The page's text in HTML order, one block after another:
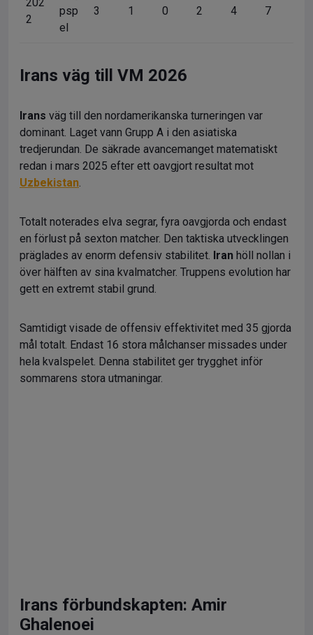
2
psp
el
3 1 0 2 4 7
Irans väg till VM 2026
Irans väg till den nordamerikanska turneringen var
dominant. Laget vann Grupp A i den asiatiska
tredjerundan. De säkrade avancemanget matematiskt
redan i mars 2025 efter ett oavgjort resultat mot
Uzbekistan.
Totalt noterades elva segrar, fyra oavgjorda och endast
en förlust på sexton matcher. Den taktiska utvecklingen
präglades av enorm defensiv stabilitet. Iran höll nollan i
över hälften av sina kvalmatcher. Truppens evolution har
gett en extremt stabil grund.
Samtidigt visade de offensiv effektivitet med 35 gjorda
mål totalt. Endast 16 stora målchanser missades under
hela kvalspelet. Denna stabilitet ger trygghet inför
sommarens stora utmaningar.
Irans förbundskapten: Amir
Ghalenoei